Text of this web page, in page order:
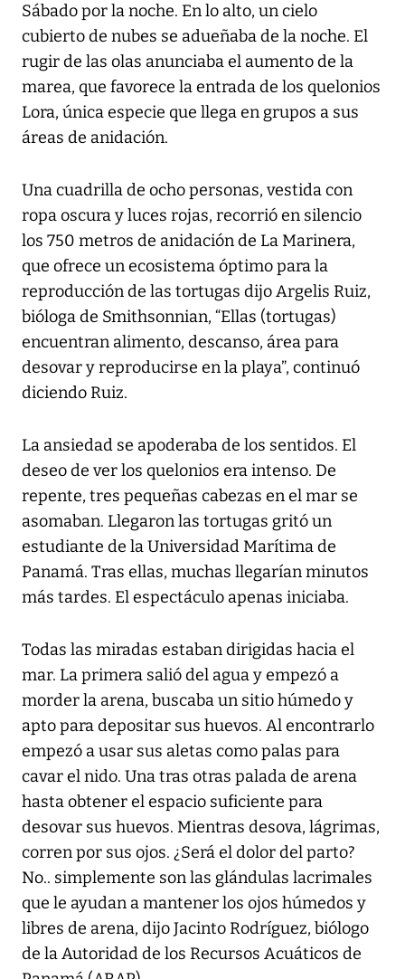
Sábado por la noche. En lo alto, un cielo
cubierto de nubes se adueñaba de la noche. El
rugir de las olas anunciaba el aumento de la
marea, que favorece la entrada de los quelonios
Lora, única especie que llega en grupos a sus
áreas de anidación.
Una cuadrilla de ocho personas, vestida con
ropa oscura y luces rojas, recorrió en silencio
los 750 metros de anidación de La Marinera,
que ofrece un ecosistema óptimo para la
reproducción de las tortugas dijo Argelis Ruiz,
bióloga de Smithsonnian, “Ellas (tortugas)
encuentran alimento, descanso, área para
desovar y reproducirse en la playa”, continuó
diciendo Ruiz.
La ansiedad se apoderaba de los sentidos. El
deseo de ver los quelonios era intenso. De
repente, tres pequeñas cabezas en el mar se
asomaban. Llegaron las tortugas gritó un
estudiante de la Universidad Marítima de
Panamá. Tras ellas, muchas llegarían minutos
más tardes. El espectáculo apenas iniciaba.
Todas las miradas estaban dirigidas hacia el
mar. La primera salió del agua y empezó a
morder la arena, buscaba un sitio húmedo y
apto para depositar sus huevos. Al encontrarlo
empezó a usar sus aletas como palas para
cavar el nido. Una tras otras palada de arena
hasta obtener el espacio suficiente para
desovar sus huevos. Mientras desova, lágrimas,
corren por sus ojos. ¿Será el dolor del parto?
No.. simplemente son las glándulas lacrimales
que le ayudan a mantener los ojos húmedos y
libres de arena, dijo Jacinto Rodríguez, biólogo
de la Autoridad de los Recursos Acuáticos de